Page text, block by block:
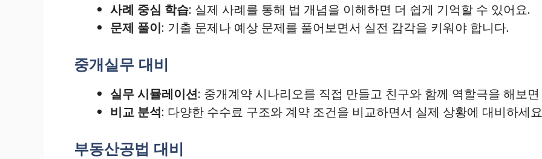
사례 중심 학습: 실제 사례를 통해 법 개념을 이해하면 더 쉽게 기억할 수 있어요.
문제 풀이: 기출 문제나 예상 문제를 풀어보면서 실전 감각을 키워야 합니다.
중개실무 대비
실무 시뮬레이션: 중개계약 시나리오를 직접 만들고 친구와 함께 역할극을 해보
비교 분석: 다양한 수수료 구조와 계약 조건을 비교하면서 실제 상황에 대비하세
부동산공법 대비